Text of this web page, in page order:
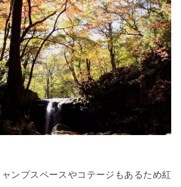
ンプスペースやコテージもあるため紅